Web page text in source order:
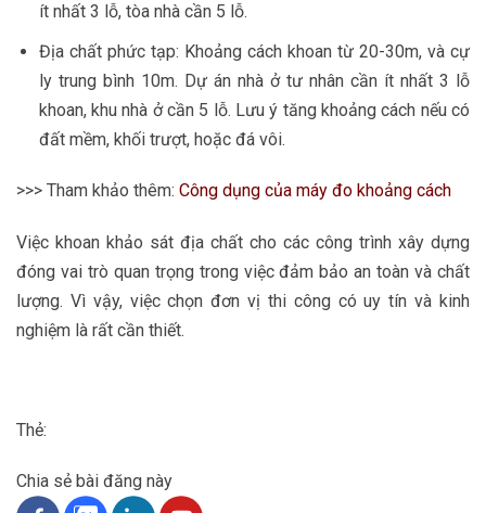
ít nhất 3 lỗ, tòa nhà cần 5 lỗ.
Địa chất phức tạp: Khoảng cách khoan từ 20-30m, và cự
ly trung bình 10m. Dự án nhà ở tư nhân cần ít nhất 3 lỗ
khoan, khu nhà ở cần 5 lỗ. Lưu ý tăng khoảng cách nếu có
đất mềm, khối trượt, hoặc đá vôi.
>>> Tham khảo thêm: Công dụng của máy đo khoảng cách
Việc khoan khảo sát địa chất cho các công trình xây dựng
đóng vai trò quan trọng trong việc đảm bảo an toàn và chất
lượng. Vì vậy, việc chọn đơn vị thi công có uy tín và kinh
nghiệm là rất cần thiết.
Thẻ:
Chia sẻ bài đăng này